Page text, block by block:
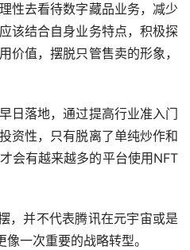
性去看待数字藏品业务，减少
该结合自身业务特点，积极探
价值，摆脱只管售卖的形象，
日落地，通过提高行业准入门
资性，只有脱离了单纯炒作和
会有越来越多的平台使用NFT
，并不代表腾讯在元宇宙或是
一次重要的战略转型。